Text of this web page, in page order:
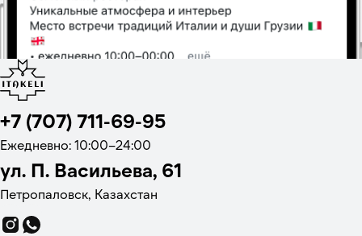
+7 (707) 711-69-95
Ежедневно: 10:00–24:00
ул. П. Васильева, 61
Петропаловск, Казахстан